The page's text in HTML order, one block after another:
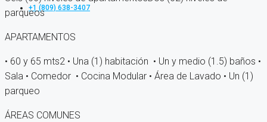
+1 (809) 638-3407
parqueos
APARTAMENTOS
• 60 y 65 mts2 • Una (1) habitación • Un y medio (1.5) baños •
Sala • Comedor • Cocina Modular • Área de Lavado • Un (1)
parqueo
ÁREAS COMUNES